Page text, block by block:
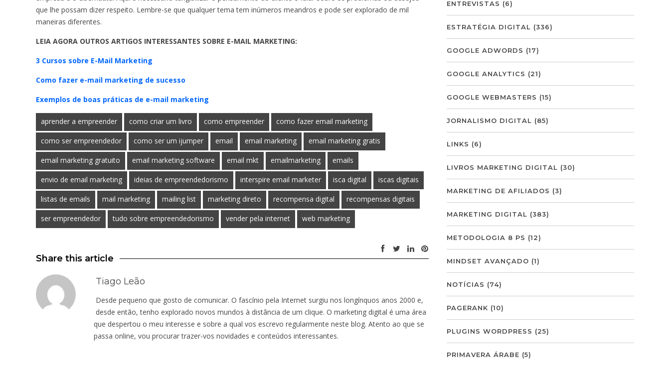
que lhe possam dizer respeito. Lembre-se que qualquer tema tem inúmeros meandros e pode ser explorado de mil
maneiras diferentes.
LEIA AGORA OUTROS ARTIGOS INTERESSANTES SOBRE E-MAIL MARKETING:
3 Cursos sobre E-Mail Marketing
Como fazer e-mail marketing de sucesso
Exemplos de boas práticas de e-mail marketing
aprender a empreender como criar um livro como empreender como fazer email marketing
como ser empreendedor como ser um ijumper email email marketing email marketing gratis
email marketing gratuito email marketing software email mkt emailmarketing emails
envio de email marketing ideias de empreendedorismo interspire email marketer isca digital iscas digitais
listas de emails mail marketing mailing list marketing direto recompensa digital recompensas digitais
ser empreendedor tudo sobre empreendedorismo vender pela internet web marketing
Share this article
Tiago Leão
Desde pequeno que gosto de comunicar. O fascínio pela Internet surgiu nos longínquos anos 2000 e,
desde então, tenho explorado novos mundos à distância de um clique. O marketing digital é uma área
que despertou o meu interesse e sobre a qual vos escrevo regularmente neste blog. Atento ao que se
passa online, vou procurar trazer-vos novidades e conteúdos interessantes.
ENTREVISTAS (6)
ESTRATÉGIA DIGITAL (336)
GOOGLE ADWORDS (17)
GOOGLE ANALYTICS (21)
GOOGLE WEBMASTERS (15)
JORNALISMO DIGITAL (85)
LINKS (6)
LIVROS MARKETING DIGITAL (30)
MARKETING DE AFILIADOS (3)
MARKETING DIGITAL (383)
METODOLOGIA 8 PS (12)
MINDSET AVANÇADO (1)
NOTÍCIAS (74)
PAGERANK (10)
PLUGINS WORDPRESS (25)
PRIMAVERA ÁRABE (5)